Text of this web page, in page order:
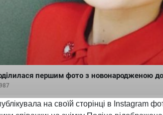
першим фото з новонародженою
на своїй сторінці в Instagram